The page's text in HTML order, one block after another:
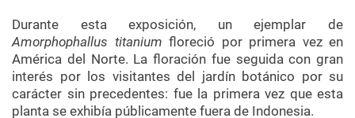
Durante esta exposición, un ejemplar de
Amorphophallus titanium floreció por primera vez en
América del Norte. La floración fue seguida con gran
interés por los visitantes del jardín botánico por su
carácter sin precedentes: fue la primera vez que esta
planta se exhibía públicamente fuera de Indonesia.